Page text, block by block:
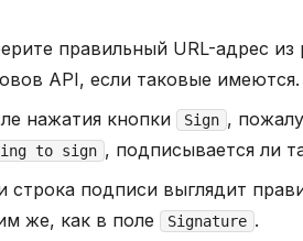
правильный URL-адрес
API, если таковые имеются.
нажатия кнопки
Sign ,
to sign , подписывается ли
строка подписи выглядит
же, как в поле
Signature .